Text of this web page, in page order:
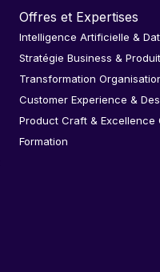
Offres et Expertises
Intelligence Artificielle &
Stratégie Business & Produit
Transformation
Customer Experience &
Product Craft & Excellence
Formation